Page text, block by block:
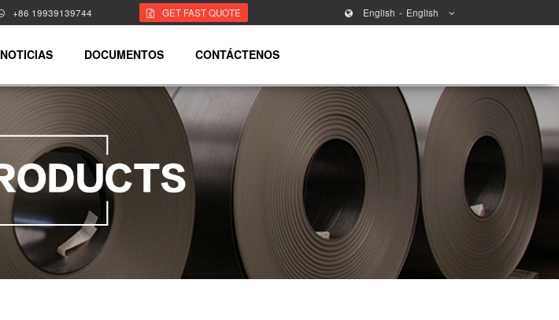
+86 19939139744 GET FAST QUOTE English English
NOTICIAS DOCUMENTOS CONTÁCTENOS